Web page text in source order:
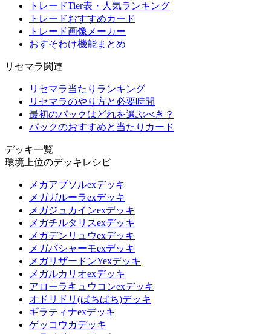
トレードTier表・人気ランキング
トレードおすすめカード
トレード画像メーカー
おすそわけ機能まとめ
リセマラ関連
リセマラ当たりランキング
リセマラのやり方と必要時間
最初のパックはどれを選ぶべき？
パックのおすすめと当たりカード
デッキ一覧
環境上位のデッキレシピ
メガアブソルexデッキ
メガガルーラexデッキ
メガジュカインexデッキ
メガチルタリスexデッキ
メガデンリュウexデッキ
メガバシャーモexデッキ
メガリザードンYexデッキ
メガルカリオexデッキ
アローラキュウコンexデッキ
オドリドリ(ぱちぱち)デッキ
ギラティナexデッキ
ゲッコウガデッキ